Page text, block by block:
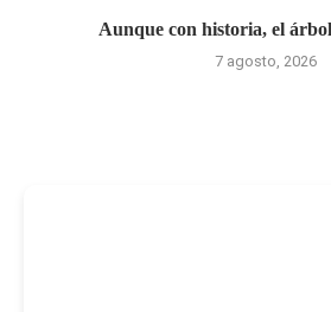
Aunque con historia, el
7 agosto, 2026